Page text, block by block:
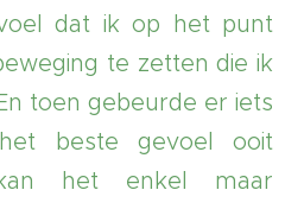
dat ik op het punt
te zetten die ik
toen gebeurde er iets
het beste gevoel ooit
het enkel maar